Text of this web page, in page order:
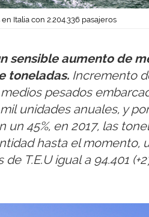
Italia con 2.204.336 pasajeros
aumento de
toneladas. Incremento
medios pesados
unidades anuales, y
45%, en 2017, las
hasta el momento,
T.E.U igual a 94.401